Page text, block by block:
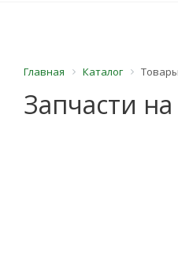
Главная Каталог Товары
Запчасти